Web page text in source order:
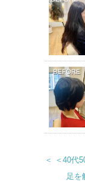
＜ ＜40代
足を